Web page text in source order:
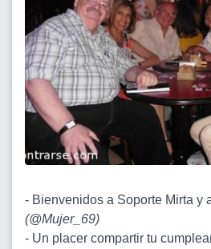
- Bienvenidos a Soporte Mirta y
(@Mujer_69)
- Un placer compartir tu